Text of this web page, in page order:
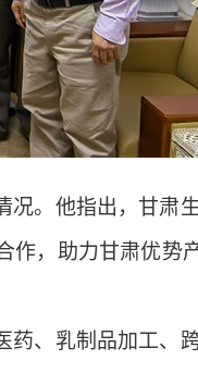
。他指出，甘肃
，助力甘肃优势
、乳制品加工、